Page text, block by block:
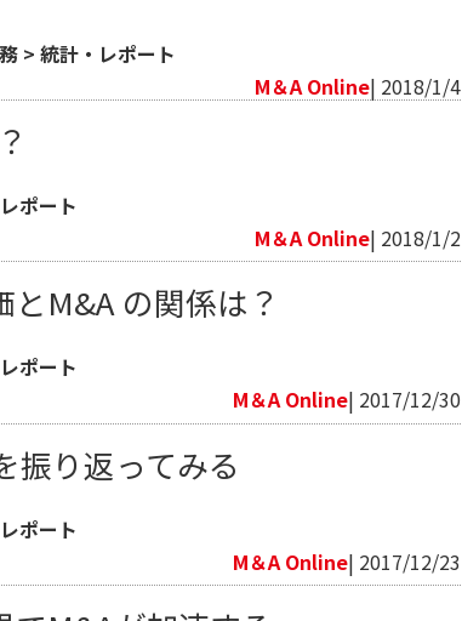
> 統計・レポート
M＆A Online| 2018/1/4
ポート
M＆A Online| 2018/1/2
M&A の関係は？
ポート
M＆A Online| 2017/12/30
振り返ってみる
ポート
M＆A Online| 2017/12/23